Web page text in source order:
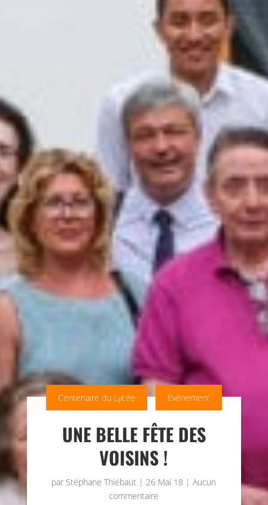
Centenaire du Lycée Evénement
UNE BELLE FÊTE DES
VOISINS !
par Stéphane Thiébaut | 26 Mai 18 |Aucun
commentaire